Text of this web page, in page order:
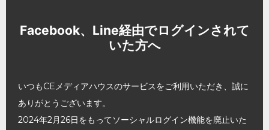
Facebook、Line経由でログインされて
いた方へ
いつもCEメディアハウスのサービスをご利用いただき、誠に
ありがとうございます。
2024年2月26日をもってソーシャルログイン機能を廃止いた